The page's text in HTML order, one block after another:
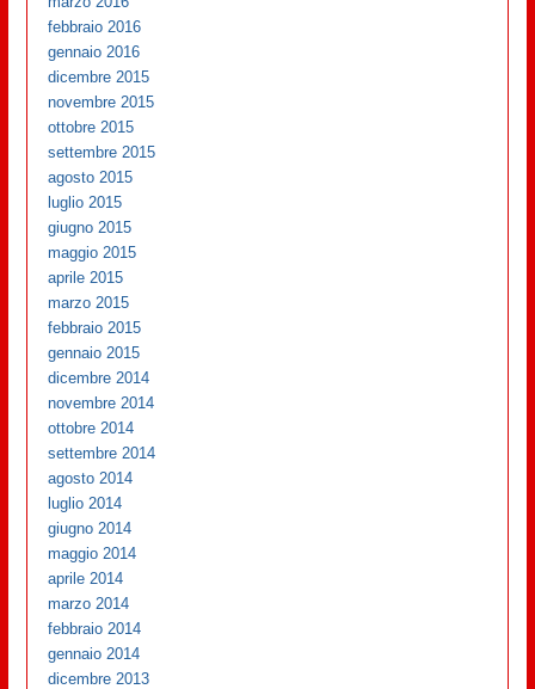
febbraio 2016
gennaio 2016
dicembre 2015
novembre 2015
ottobre 2015
settembre 2015
agosto 2015
luglio 2015
giugno 2015
maggio 2015
aprile 2015
marzo 2015
febbraio 2015
gennaio 2015
dicembre 2014
novembre 2014
ottobre 2014
settembre 2014
agosto 2014
luglio 2014
giugno 2014
maggio 2014
aprile 2014
marzo 2014
febbraio 2014
gennaio 2014
dicembre 2013